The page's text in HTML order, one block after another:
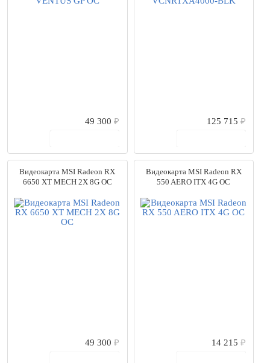
49 300₽
125 715 ₽
Видеокарта MSI Radeon RX
6650 XT MECH 2X 8G OC
49 300₽
Видеокарта MSI Radeon RX
550 AERO ITX 4G OC
14 215 ₽